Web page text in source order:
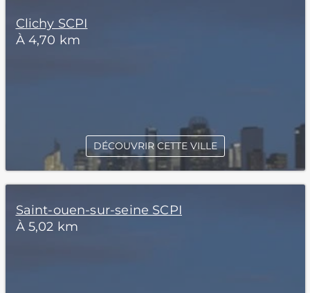
Clichy SCPI
À 4,70 km
DÉCOUVRIR CETTE VILLE
Saint-ouen-sur-seine SCPI
À 5,02 km